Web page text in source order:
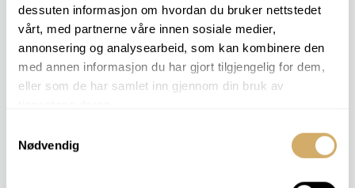
dessuten informasjon om hvordan du bruker nettstedet
vårt, med partnerne våre innen sosiale medier,
annonsering og analysearbeid, som kan kombinere den
med annen informasjon du har gjort tilgjengelig for dem,
eller som de har samlet inn gjennom din bruk av
Nødvendig
Alkalitet
Inhibitor [%]
Frysepunkt